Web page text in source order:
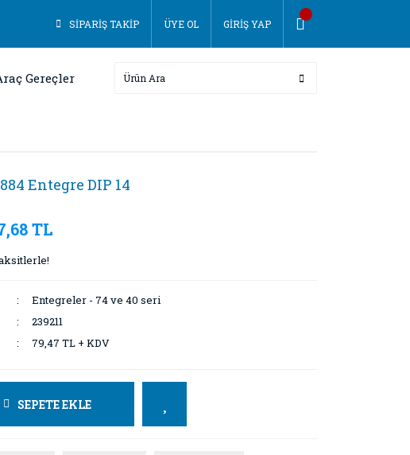
SİPARİŞ TAKİP ÜYE OL GİRİŞ YAP
Gereçler
Entegre DIP 14
TL
Entegreler - 74 ve 40 seri
239211
79,47 TL + KDV
SEPETE EKLE